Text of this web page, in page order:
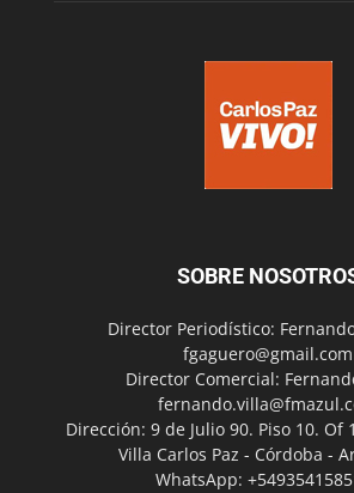
SOBRE
Director Periodístico:
fgaguero@gmail.com
Director Comercial:
Dirección: 9 de Julio 90. Piso 10. Of
Villa Carlos Paz - Córdoba -
WhatsApp: